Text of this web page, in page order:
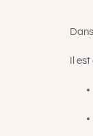
Il est